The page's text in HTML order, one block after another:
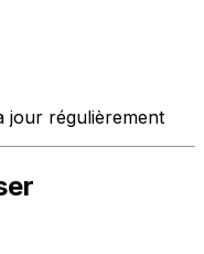
jour régulièrement